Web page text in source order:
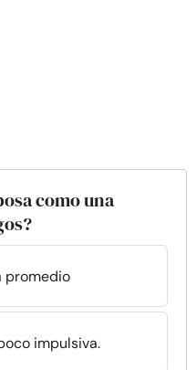
como una
promedio
impulsiva.